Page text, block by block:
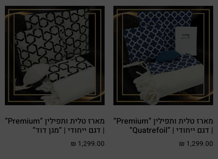
מארז טלית ותפילין ”Premium”
| דגם ייחודי | ”Quatrefoil”
₪ 1,299.00
מארז טלית ותפילין ”Premium”
| דגם ייחודי | ”מגן דוד”
₪ 1,299.00